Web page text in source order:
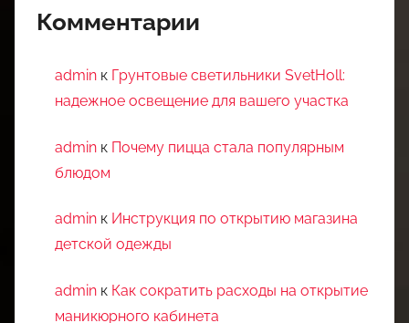
Комментарии
admin к Грунтовые светильники SvetHoll:
надежное освещение для вашего участка
admin к Почему пицца стала популярным
блюдом
admin к Инструкция по открытию магазина
детской одежды
admin к Как сократить расходы на открытие
маникюрного кабинета